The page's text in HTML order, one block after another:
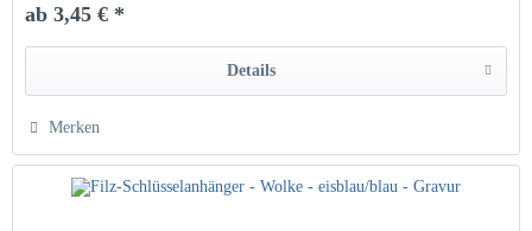
ab 3,45 € *
Details
Merken